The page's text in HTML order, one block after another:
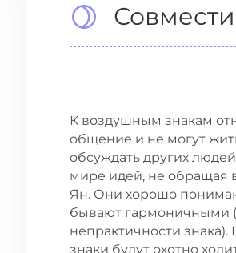
К воздушным знакам
общение и не могут
обсуждать других
мире идей, не обращая
Ян. Они хорошо
бывают гармоничными
непрактичности
знаки будут охотно